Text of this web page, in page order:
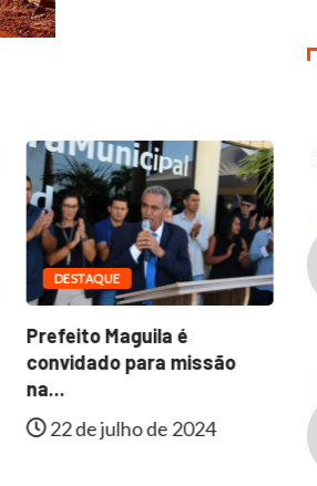
DESTAQUE
Prefeito Maguila é
convidado para missão
na...
22 de julho de 2024